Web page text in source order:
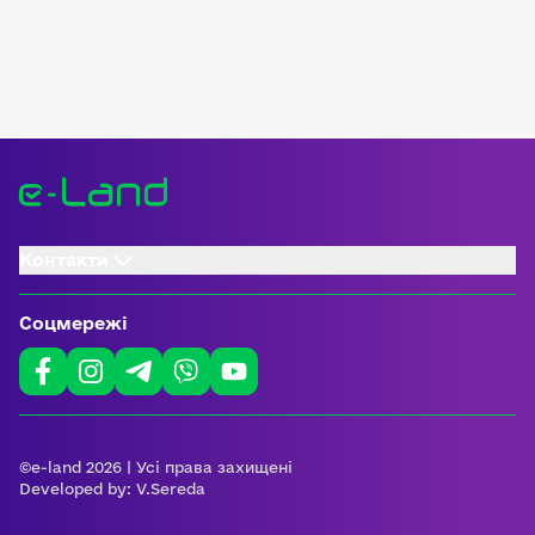
Соцмережі
©e-land 2026 | Усі права захищені
Developed by: V.Sereda